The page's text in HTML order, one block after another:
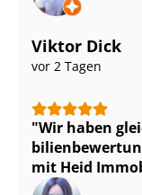
Viktor Dick
vor 2 Tagen
Wir haben
mit Heid